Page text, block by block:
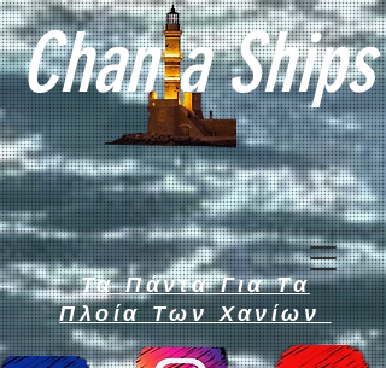
Chan a Ships
Τα Πάντα Για Τα
Πλοία Των Χανίων